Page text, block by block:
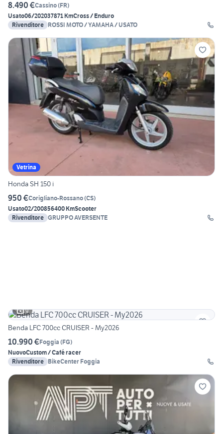
8.490 €Cassino(FR)
Usato06/202037871 KmCross / Enduro
Rivenditore ROSSI MOTO / YAMAHA / USATO
Vetrina
Honda SH 150 i
950 €Corigliano-Rossano(CS)
Usato02/200856400 KmScooter
Rivenditore GRUPPO AVERSENTE
9
Benda LFC 700cc CRUISER - My2026
10.990 €Foggia (FG)
NuovoCustom / Café racer
Rivenditore BikeCenter Foggia